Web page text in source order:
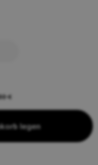
€
legen